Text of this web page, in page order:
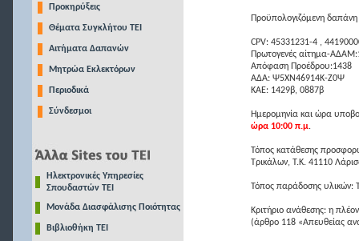
Προκηρύξεις
Θέματα Συγκλήτου ΤΕΙ
Αιτήματα Δαπανών
Μητρώα Εκλεκτόρων
Περιοδικά
Σύνδεσμοι
Ηλεκτρονικές Υπηρεσίες
Σπουδαστών ΤΕΙ
Μονάδα Διασφάλισης Ποιότητας
Βιβλιοθήκη ΤΕΙ
Προϋπολογιζόμενη
CPV: 45331231-4 ,
Πρωτογενές αίτημα-
Απόφαση Προέδρου:1438
ΑΔΑ: Ψ5ΧΝ46914Κ-Ζ0Ψ
ΚΑΕ: 1429β, 0887β
Ημερομηνία και ώρα
ώρα 10:00 π.μ.
Τόπος κατάθεσης
Τρικάλων, Τ.Κ. 41110
Τόπος παράδοσης υλικών:
Κριτήριο ανάθεσης: η
(άρθρο 118 «Απευθείας